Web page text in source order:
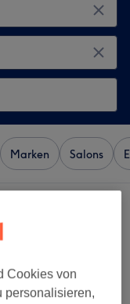
Marken Salons
Cookies von
personalisieren,